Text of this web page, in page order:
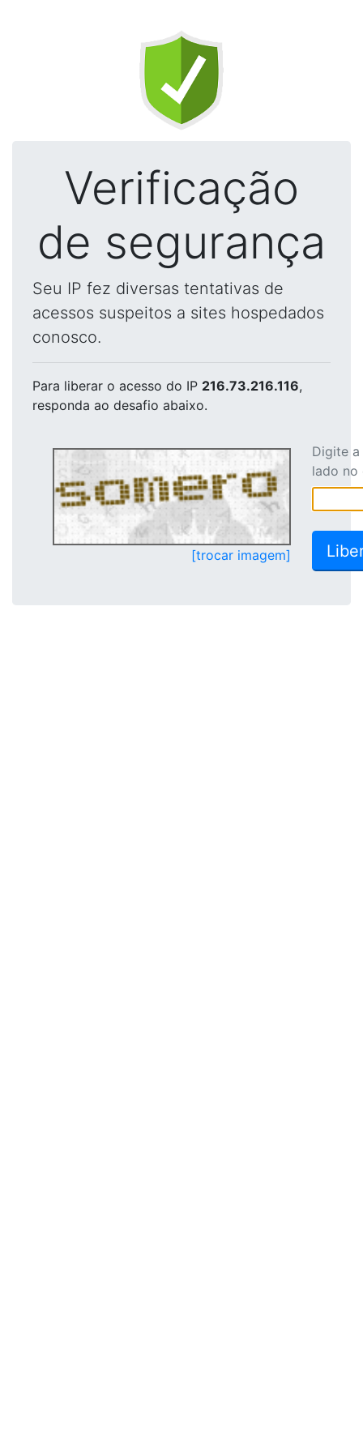
Verificação
de segurança
Seu IP fez diversas tentativas de
acessos suspeitos a sites hospedados
conosco.
Para liberar o acesso do IP 216.73.216.116,
responda ao desafio abaixo.
[trocar imagem]
Digite
lado no